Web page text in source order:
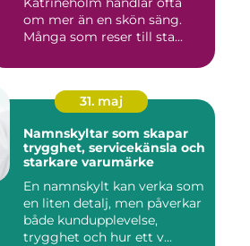
om mer än en skön säng.
Många som reser till sta...
31. maj
Namnskyltar som skapar
trygghet, servicekänsla och
starkare varumärke
En namnskylt kan verka som
en liten detalj, men påverkar
både kundupplevelse,
trygghet och hur ett v...